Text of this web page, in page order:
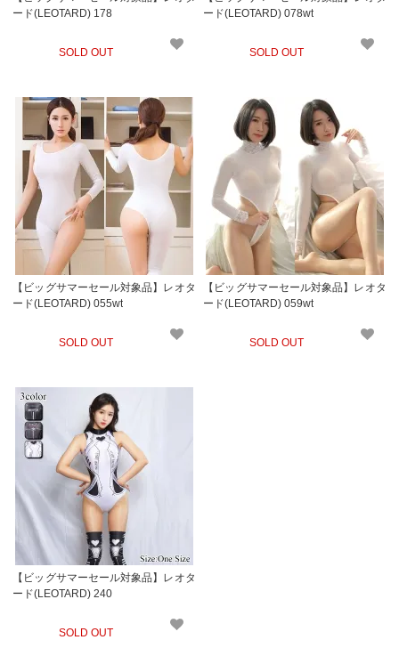
ード(LEOTARD) 178
SOLD OUT
ード(LEOTARD) 078wt
SOLD OUT
【ビッグサマーセール対象品】レオタ
ード(LEOTARD) 055wt
SOLD OUT
【ビッグサマーセール対象品】レオタ
ード(LEOTARD) 059wt
SOLD OUT
【ビッグサマーセール対象品】レオタ
ード(LEOTARD) 240
SOLD OUT